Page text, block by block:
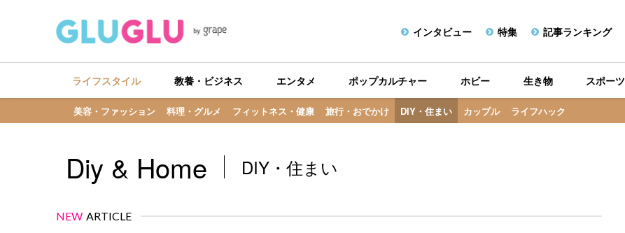
インタビュー 特集 記事ランキング
ライフスタイル
美容・ファッション 料理・グルメ フィットネス・健康 旅行・おでかけ DIY・住まい カップル ライフハック
教養・ビジネス エンタメ ポップカルチャー ホビー 生き物 スポーツ
Diy & Home DIY・住まい
NEW ARTICLE